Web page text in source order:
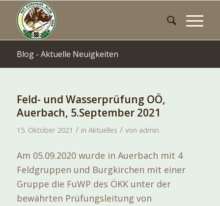
Blog - Aktuelle Neuigkeiten
Feld- und Wasserprüfung OÖ,
Auerbach, 5.September 2021
15. Oktober 2021 / in Aktuelles / von admin
Am 05.09.2020 wurde in Auerbach mit 4
Feldgruppen und Burgkirchen mit einer
Gruppe die FuWP des ÖKK unter der
bewährten Prüfungsleitung von